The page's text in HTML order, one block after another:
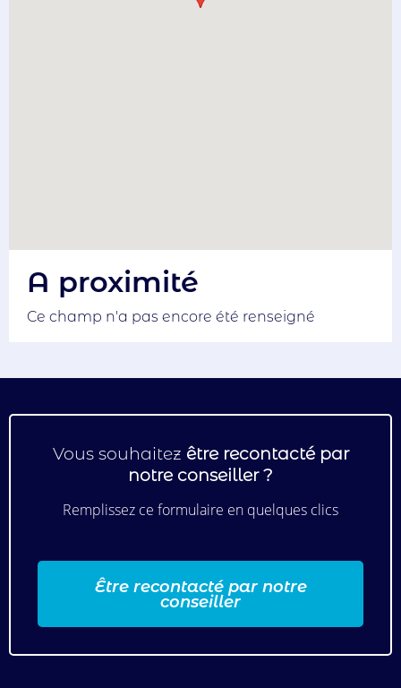
A proximité
Ce champ n'a pas encore été renseigné
Vous souhaitez être recontacté par
notre conseiller ?
Remplissez ce formulaire en quelques clics
Être recontacté par notre
conseiller